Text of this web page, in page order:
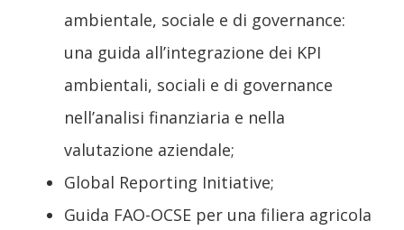
ambientale, sociale e di governance:
una guida all’integrazione dei KPI
ambientali, sociali e di governance
nell’analisi finanziaria e nella
valutazione aziendale;
Global Reporting Initiative;
Guida FAO-OCSE per una filiera agricola